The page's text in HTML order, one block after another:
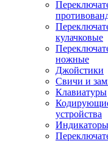
кулачковые
ножные
Джойстики
Свичи и
Клавиатуры
устройства
Индикаторы